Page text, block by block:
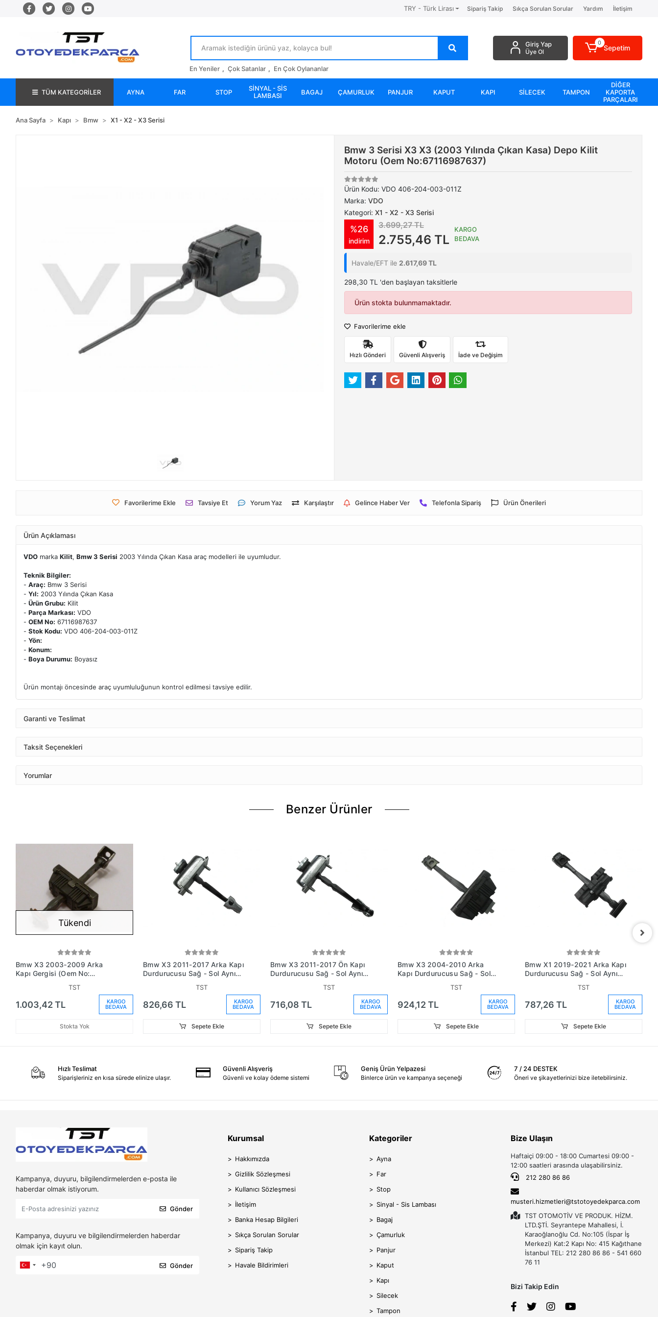
TRY - Türk Lirası Sipariş Takip Sıkça Sorulan Sorular Yardım İletişim
En Yeniler , Çok Satanlar , En Çok Oylananlar
Giriş Yap
Üye Ol
0
Sepetim
TÜM KATEGORİLER AYNA FAR STOP
SİNYAL - SİS
LAMBASI
BAGAJ ÇAMURLUK PANJUR KAPUT KAPI SİLECEK TAMPON
DİĞER
KAPORTA
PARÇALARI
Ana Sayfa Kapı Bmw X1 - X2 - X3 Serisi
Bmw 3 Serisi X3 X3 (2003 Yılında Çıkan Kasa) Depo Kilit
Motoru (Oem No:67116987637)
Ürün Kodu: VDO 406-204-003-011Z
Marka: VDO
Kategori: X1 - X2 - X3 Serisi
%26
indirim
3.699,27 TL
2.755,46 TL
KARGO
BEDAVA
Havale/EFT ile 2.617,69 TL
298,30 TL 'den başlayan taksitlerle
Ürün stokta bulunmamaktadır.
Favorilerime ekle
Hızlı Gönderi Güvenli Alışveriş İade ve Değişim
Favorilerime Ekle Tavsiye Et Yorum Yaz Karşılaştır Gelince Haber Ver Telefonla Sipariş Ürün Önerileri
Ürün Açıklaması
VDO marka Kilit, Bmw 3 Serisi 2003 Yılında Çıkan Kasa araç modelleri ile uyumludur.
Teknik Bilgiler:
- Araç: Bmw 3 Serisi
- Yıl: 2003 Yılında Çıkan Kasa
- Ürün Grubu: Kilit
- Parça Markası: VDO
- OEM No: 67116987637
- Stok Kodu: VDO 406-204-003-011Z
- Yön:
- Konum:
- Boya Durumu: Boyasız
Ürün montajı öncesinde araç uyumluluğunun kontrol edilmesi tavsiye edilir.
Garanti ve Teslimat
Taksit Seçenekleri
Yorumlar
Benzer Ürünler
Tükendi
Bmw X3 2003-2009 Arka
Kapı Gergisi (Oem No:
TST
1.003,42 TL KARGO
BEDAVA
Stokta Yok
Bmw X3 2011-2017 Arka Kapı
Durdurucusu Sağ - Sol Aynı
No:51227205613)
TST
826,66 TL KARGO
BEDAVA
Sepete Ekle
Bmw X3 2011-2017 Ön Kapı
Durdurucusu Sağ - Sol Aynı
No:51217205572)
TST
716,08 TL KARGO
BEDAVA
Sepete Ekle
Bmw X3 2004-2010 Arka
Kapı Durdurucusu Sağ - Sol
No:41527176802)
TST
924,12 TL KARGO
BEDAVA
Sepete Ekle
Bmw X1 2019-2021 Arka Kapı
Durdurucusu Sağ - Sol Aynı
No:51227436003)
TST
787,26 TL KARGO
BEDAVA
Sepete Ekle
Hızlı Teslimat
Siparişleriniz en kısa sürede elinize ulaşır.
Güvenli Alışveriş
Güvenli ve kolay ödeme sistemi
Geniş Ürün Yelpazesi
Binlerce ürün ve kampanya seçeneği
7 / 24 DESTEK
Öneri ve şikayetlerinizi bize iletebilirsiniz.
Kampanya, duyuru, bilgilendirmelerden e-posta ile
haberdar olmak istiyorum.
Gönder
Kampanya, duyuru ve bilgilendirmelerden haberdar
olmak için kayıt olun.
Gönder
Kurumsal
Hakkımızda
Gizlilik Sözleşmesi
Kullanıcı Sözleşmesi
İletişim
Banka Hesap Bilgileri
Sıkça Sorulan Sorular
Sipariş Takip
Havale Bildirimleri
Kategoriler
Ayna
Far
Stop
Sinyal - Sis Lambası
Bagaj
Çamurluk
Panjur
Kaput
Kapı
Silecek
Tampon
Bize Ulaşın
Haftaiçi 09:00 - 18:00 Cumartesi 09:00 -
12:00 saatleri arasında ulaşabilirsiniz.
212 280 86 86
musteri.hizmetleri@tstotoyedekparca.com
TST OTOMOTİV VE PRODUK. HİZM.
LTD.ŞTİ. Seyrantepe Mahallesi, İ.
Karaoğlanoğlu Cd. No:105 (İspar İş
Merkezi) Kat:2 Kapı No: 415 Kağıthane
İstanbul TEL: 212 280 86 86 - 541 660
76 11
Bizi Takip Edin